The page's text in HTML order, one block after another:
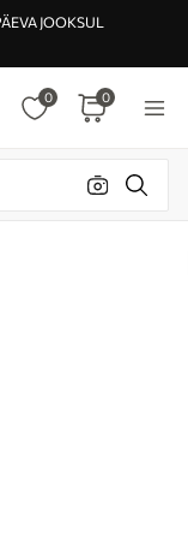
JOOKSUL
0 0